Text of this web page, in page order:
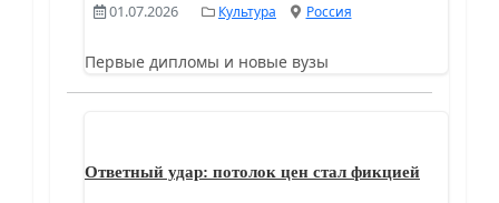
01.07.2026 Культура Россия
Первые дипломы и новые вузы
Ответный удар: потолок цен стал фикцией